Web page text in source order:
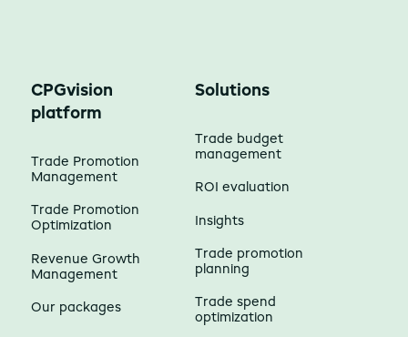
CPGvision
platform
Trade Promotion
Management
Trade Promotion
Optimization
Revenue Growth
Management
Our packages
Solutions
Trade budget
management
ROI evaluation
Insights
Trade promotion
planning
Trade spend
optimization